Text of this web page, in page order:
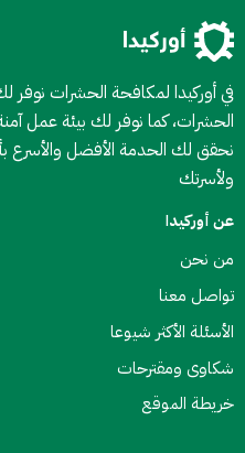
في أوركيدا لمكافحة الحشرات
الحشرات، كما نوفر لك بيئة عمل
نحقق لك الحدمة الأفضل والأسرع
ولأسرتك
عن أوركيدا
من نحن
تواصل معنا
الأسئلة الأكثر شيوعا
شكاوى ومقترحات
خريطة الموقع